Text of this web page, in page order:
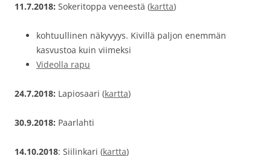
11.7.2018: Sokeritoppa veneestä (kartta)
kohtuullinen näkyvyys. Kivillä paljon enemmän
kasvustoa kuin viimeksi
Videolla rapu
24.7.2018: Lapiosaari (kartta)
30.9.2018: Paarlahti
14.10.2018: Siilinkari (kartta)